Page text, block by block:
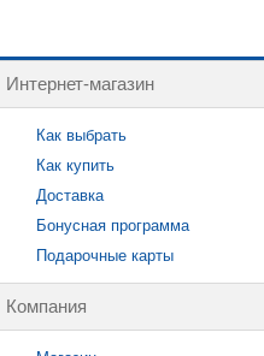
Интернет-магазин
Как выбрать
Как купить
Доставка
Бонусная программа
Подарочные карты
Компания